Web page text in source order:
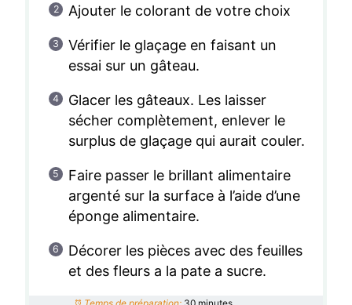
Ajouter le colorant de votre choix
Vérifier le glaçage en faisant un
essai sur un gâteau.
Glacer les gâteaux. Les laisser
sécher complètement, enlever le
surplus de glaçage qui aurait couler.
Faire passer le brillant alimentaire
argenté sur la surface à l’aide d’une
éponge alimentaire.
Décorer les pièces avec des feuilles
et des fleurs a la pate a sucre.